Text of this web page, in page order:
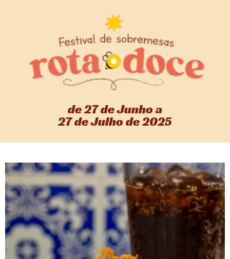
de 27 de Junho a
27 de Julho de 2025